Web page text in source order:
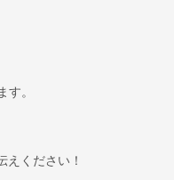
す。
えください！